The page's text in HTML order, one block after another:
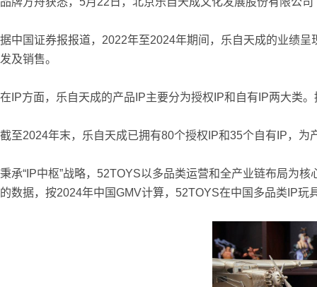
据中国证券报报道，2022年至2024年期间，乐自天成的业绩
发及销售。
在IP方面，乐自天成的产品IP主要分为授权IP和自有IP两大类。
截至2024年末，乐自天成已拥有80个授权IP和35个自有IP，为
秉承“IP中枢”战略，52TOYS以多品类运营和全产业链布局为
的数据，按2024年中国GMV计算，52TOYS在中国多品类IP玩